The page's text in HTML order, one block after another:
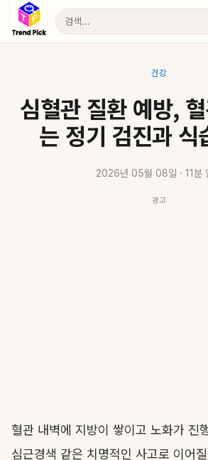
건강
심혈관 질환 예방,
는 정기 검진과 식
2026년 05월 08일 · 11분
광고
혈관 내벽에 지방이 쌓이고 노화가 진
심근경색 같은 치명적인 사고로 이어